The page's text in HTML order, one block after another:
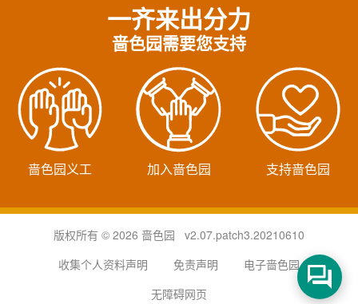
一齐来出分力
啬色园需要您支持
啬色园义工 加入啬色园 支持啬色园
版权所有 © 2026 啬色园 v2.07.patch3.20210610
收集个人资料声明
免责声明
电子啬色园
无障碍网页